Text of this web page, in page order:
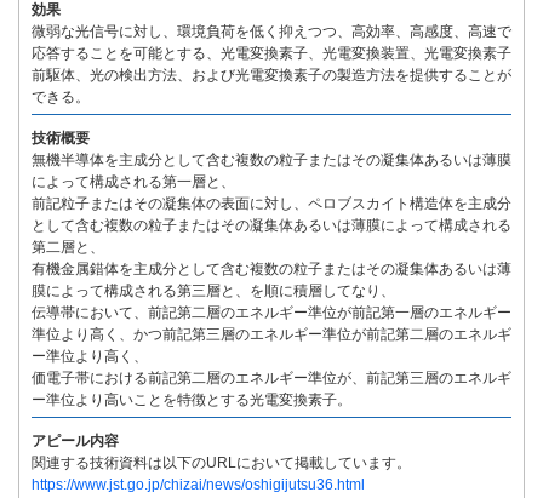
効果
微弱な光信号に対し、環境負荷を低く抑えつつ、高効率、高感度、高速で
応答することを可能とする、光電変換素子、光電変換装置、光電変換素子
前駆体、光の検出方法、および光電変換素子の製造方法を提供することが
できる。
技術概要
無機半導体を主成分として含む複数の粒子またはその凝集体あるいは薄膜
によって構成される第一層と、
前記粒子またはその凝集体の表面に対し、ペロブスカイト構造体を主成分
として含む複数の粒子またはその凝集体あるいは薄膜によって構成される
第二層と、
有機金属錯体を主成分として含む複数の粒子またはその凝集体あるいは薄
膜によって構成される第三層と、を順に積層してなり、
伝導帯において、前記第二層のエネルギー準位が前記第一層のエネルギー
準位より高く、かつ前記第三層のエネルギー準位が前記第二層のエネルギ
ー準位より高く、
価電子帯における前記第二層のエネルギー準位が、前記第三層のエネルギ
ー準位より高いことを特徴とする光電変換素子。
アピール内容
関連する技術資料は以下のURLにおいて掲載しています。
https://www.jst.go.jp/chizai/news/oshigijutsu36.html